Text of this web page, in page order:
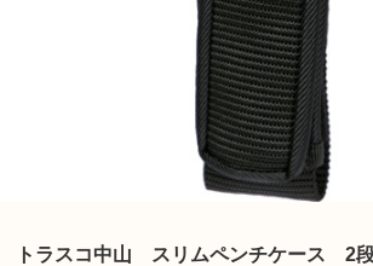
トラスコ中山 スリムペンチケース 2